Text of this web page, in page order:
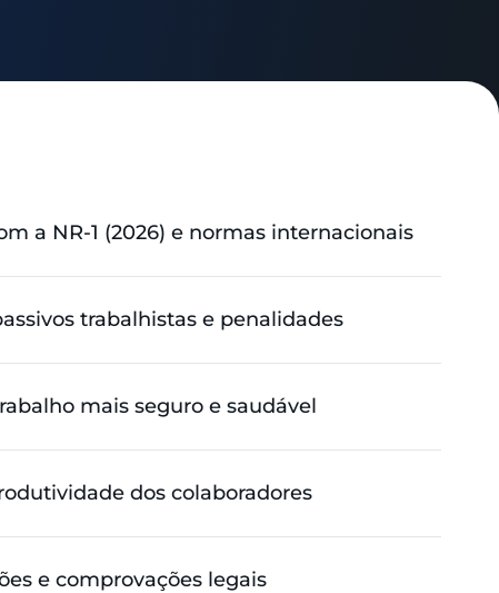
a NR-1 (2026) e normas internacionais
trabalhistas e penalidades
mais seguro e saudável
dos colaboradores
e comprovações legais